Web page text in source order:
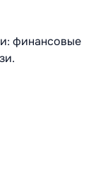
финансовые